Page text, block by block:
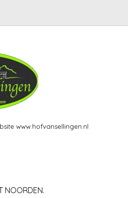
www.hofvansellingen.nl
NOORDEN.